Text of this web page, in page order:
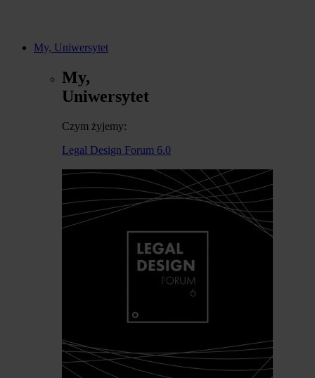
My, Uniwersytet
My,
Uniwersytet
Czym żyjemy:
Legal Design Forum 6.0